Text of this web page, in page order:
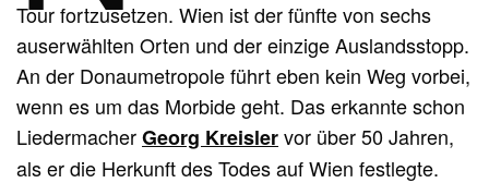
Tour fortzusetzen. Wien ist der fünfte von sechs
auserwählten Orten und der einzige Auslandsstopp.
An der Donaumetropole führt eben kein Weg vorbei,
wenn es um das Morbide geht. Das erkannte schon
LiedermacherGeorg Kreislervor über 50 Jahren,
als er die Herkunft des Todes auf Wien festlegte.